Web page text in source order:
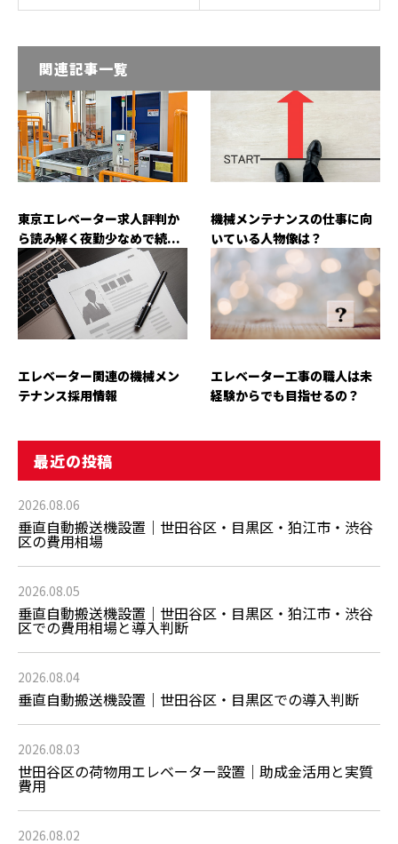
関連記事一覧
東京エレベーター求人評判か
ら読み解く夜勤少なめで続...
機械メンテナンスの仕事に向
いている人物像は？
エレベーター関連の機械メン
テナンス採用情報
エレベーター工事の職人は未
経験からでも目指せるの？
最近の投稿
2026.08.06
垂直自動搬送機設置｜世田谷区・目黒区・狛江市・渋谷
区の費用相場
2026.08.05
垂直自動搬送機設置｜世田谷区・目黒区・狛江市・渋谷
区での費用相場と導入判断
2026.08.04
垂直自動搬送機設置｜世田谷区・目黒区での導入判断
2026.08.03
世田谷区の荷物用エレベーター設置｜助成金活用と実質
費用
2026.08.02